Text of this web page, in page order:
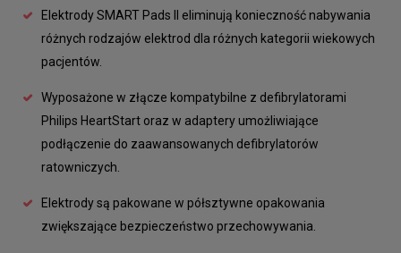
Elektrody SMART Pads II eliminują konieczność nabywania
różnych rodzajów elektrod dla różnych kategorii wiekowych
pacjentów.
Wyposażone w złącze kompatybilne z defibrylatorami
Philips HeartStart oraz w adaptery umożliwiające
podłączenie do zaawansowanych defibrylatorów
ratowniczych.
Elektrody są pakowane w półsztywne opakowania
zwiększające bezpieczeństwo przechowywania.